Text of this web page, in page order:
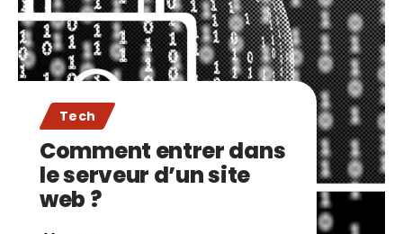
Tech
Comment entrer dans
le serveur d’un site
web ?